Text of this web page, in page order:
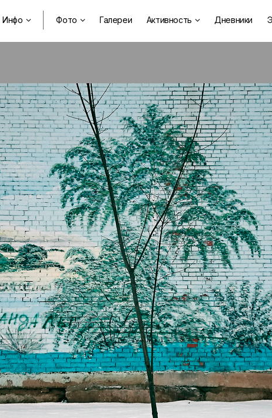
Инфо  Фото  Галереи Активность  Дневники